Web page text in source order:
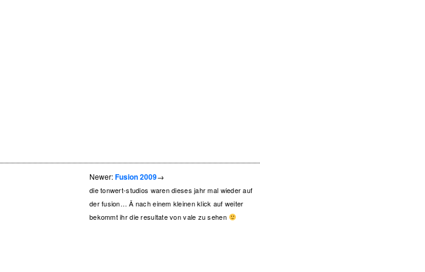
Newer:Fusion 2009→
die tonwert-studios waren dieses jahr mal wieder auf
der fusion… Â nach einem kleinen klick auf weiter
bekommt ihr die resultate von vale zu sehen